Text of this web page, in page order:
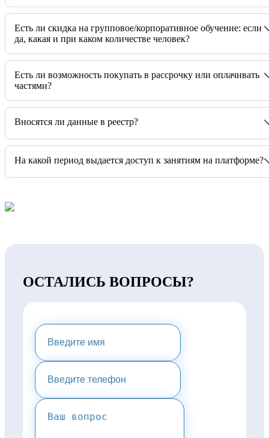
Есть ли скидка на групповое/корпоративное обучение: если
да, какая и при каком количестве человек?
Есть ли возможность покупать в рассрочку или оплачивать
частями?
Вносятся ли данные в реестр?
На какой период выдается доступ к занятиям на платформе?
ОСТАЛИСЬ ВОПРОСЫ?
ПРЕДОСТАВИМ ВАМ
КОНСУЛЬТАЦИЮ